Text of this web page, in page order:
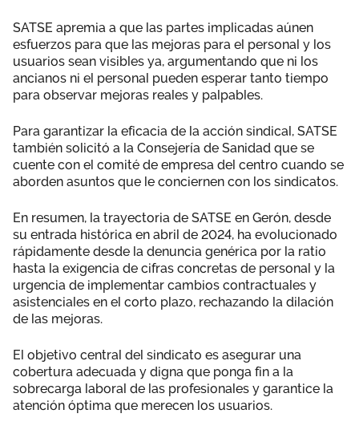
SATSE apremia a que las partes implicadas aúnen
esfuerzos para que las mejoras para el personal y los
usuarios sean visibles ya, argumentando que ni los
ancianos ni el personal pueden esperar tanto tiempo
para observar mejoras reales y palpables.
Para garantizar la eficacia de la acción sindical, SATSE
también solicitó a la Consejería de Sanidad que se
cuente con el comité de empresa del centro cuando se
aborden asuntos que le conciernen con los sindicatos.
En resumen, la trayectoria de SATSE en Gerón, desde
su entrada histórica en abril de 2024, ha evolucionado
rápidamente desde la denuncia genérica por la ratio
hasta la exigencia de cifras concretas de personal y la
urgencia de implementar cambios contractuales y
asistenciales en el corto plazo, rechazando la dilación
de las mejoras.
El objetivo central del sindicato es asegurar una
cobertura adecuada y digna que ponga fin a la
sobrecarga laboral de las profesionales y garantice la
atención óptima que merecen los usuarios.